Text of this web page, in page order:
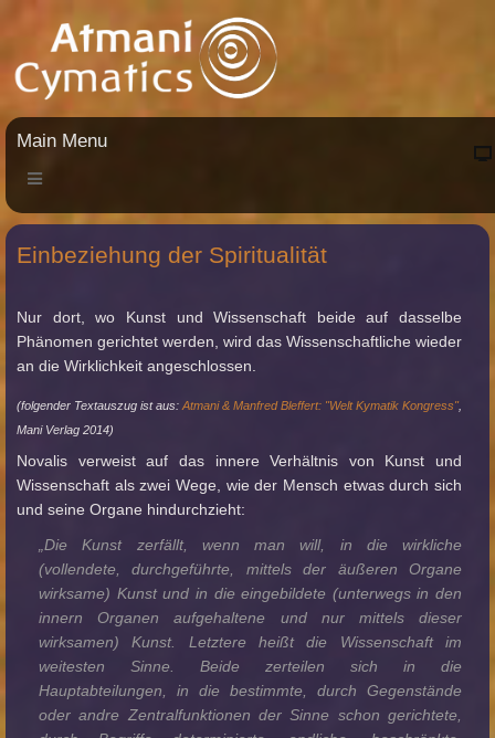
Main Menu
Einbeziehung der Spiritualität
Nur dort, wo Kunst und Wissenschaft beide auf dasselbe
Phänomen gerichtet werden, wird das Wissenschaftliche wieder
an die Wirklichkeit angeschlossen.
(folgender Textauszug ist aus: Atmani & Manfred Bleffert: "Welt Kymatik Kongress",
Mani Verlag 2014)
Novalis verweist auf das innere Verhältnis von Kunst und
Wissenschaft als zwei Wege, wie der Mensch etwas durch sich
und seine Organe hindurchzieht:
„Die Kunst zerfällt, wenn man will, in die wirkliche
(vollendete, durchgeführte, mittels der äußeren Organe
wirksame) Kunst und in die eingebildete (unterwegs in den
innern Organen aufgehaltene und nur mittels dieser
wirksamen) Kunst. Letztere heißt die Wissenschaft im
weitesten Sinne. Beide zerteilen sich in die
Hauptabteilungen, in die bestimmte, durch Gegenstände
oder andre Zentralfunktionen der Sinne schon gerichtete,